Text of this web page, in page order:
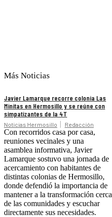
Más Noticias
Javier Lamarque recorre colonia Las
Minitas en Hermosillo y se reúne con
simpatizantes de la 4T
Noticias Hermosillo Redacción
Con recorridos casa por casa,
reuniones vecinales y una
asamblea informativa, Javier
Lamarque sostuvo una jornada de
acercamiento con habitantes de
distintas colonias de Hermosillo,
donde defendió la importancia de
mantener a la transformación cerca
de las comunidades y escuchar
directamente sus necesidades.